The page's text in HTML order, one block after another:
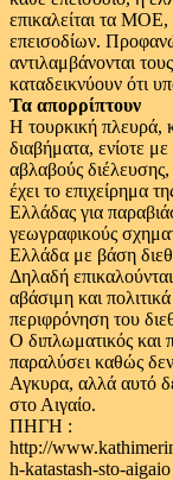
επικαλείται τα ΜΟΕ,
επεισοδίων.
αντιλαμβάνονται
καταδεικνύουν ότι
Τα απορρίπτουν
Η τουρκική πλευρά,
διαβήματα, ενίοτε
αβλαβούς διέλευσης,
έχει το επιχείρημα
Ελλάδας για
γεωγραφικούς
Ελλάδα με βάση
Δηλαδή
αβάσιμη και
περιφρόνηση του
Ο διπλωματικός και
παραλύσει καθώς
Αγκυρα, αλλά αυτό
στο Αιγαίο.
ΠΗΓΗ :
http://
h-katastash-sto-aigaio